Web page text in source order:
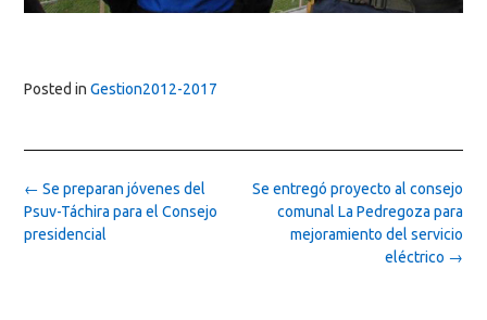
Posted in Gestion2012-2017
Post
navigation
Se entregó proyecto al consejo
comunal La Pedregoza para
mejoramiento del servicio
eléctrico →
← Se preparan jóvenes del
Psuv-Táchira para el Consejo
presidencial